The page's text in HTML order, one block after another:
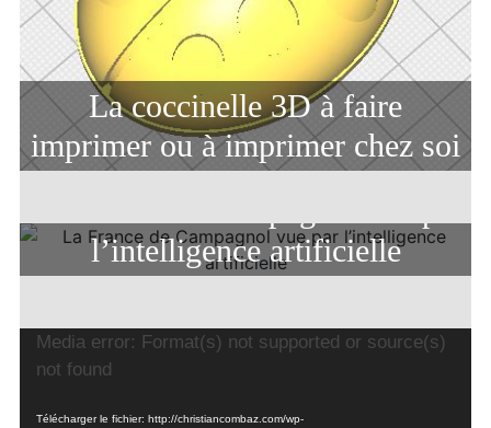
La coccinelle 3D à faire
imprimer ou à imprimer chez soi
l’intelligence artificielle
Lecteur
Media error: Format(s) not supported or source(s)
not found
Télécharger le fichier: http://christiancombaz.com/wp-